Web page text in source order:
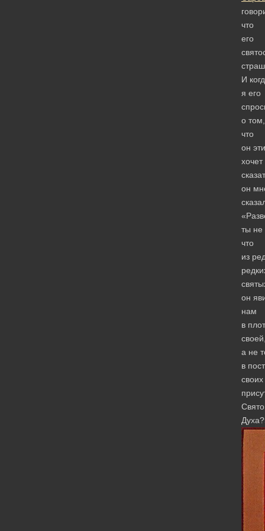
что
его
И
я его
о том,
что
он
хочет
он
ты не
что
из
он
нам
в
а не
в
своих